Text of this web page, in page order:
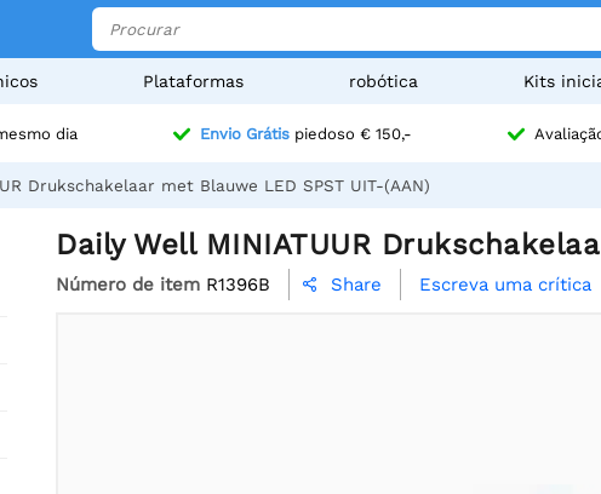
Plataformas robótica Kits
dia Envio Grátispiedoso € 150,-
Drukschakelaar met Blauwe LED SPST UIT-(AAN)
Daily Well MINIATUUR
Número de item R1396B  Share Escreva uma crítica